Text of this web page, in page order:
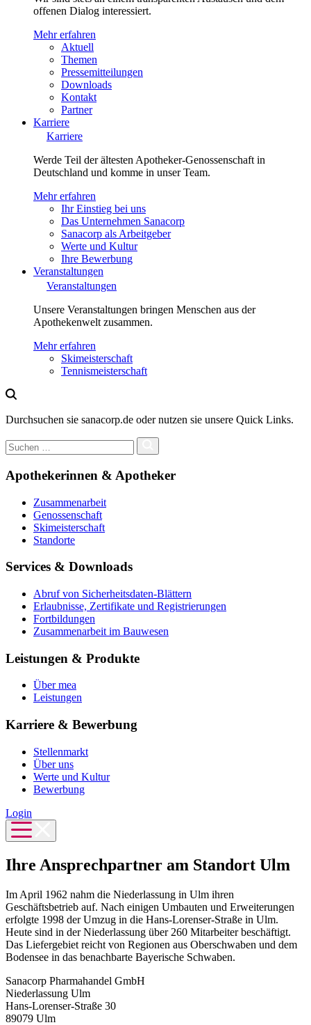
offenen Dialog interessiert.
Mehr erfahren
Aktuell
Themen
Pressemitteilungen
Downloads
Kontakt
Partner
Karriere
Karriere
Werde Teil der ältesten Apotheker-Genossenschaft in
Deutschland und komme in unser Team.
Mehr erfahren
Ihr Einstieg bei uns
Das Unternehmen Sanacorp
Sanacorp als Arbeitgeber
Werte und Kultur
Ihre Bewerbung
Veranstaltungen
Veranstaltungen
Unsere Veranstaltungen bringen Menschen aus der
Apothekenwelt zusammen.
Mehr erfahren
Skimeisterschaft
Tennismeisterschaft
Durchsuchen sie sanacorp.de oder nutzen sie unsere Quick Links.
Apothekerinnen & Apotheker
Zusammenarbeit
Genossenschaft
Skimeisterschaft
Standorte
Services & Downloads
Abruf von Sicherheitsdaten-Blättern
Erlaubnisse, Zertifikate und Registrierungen
Fortbildungen
Zusammenarbeit im Bauwesen
Leistungen & Produkte
Über mea
Leistungen
Karriere & Bewerbung
Stellenmarkt
Über uns
Werte und Kultur
Bewerbung
Login
Ihre Ansprechpartner am Standort Ulm
Im April 1962 nahm die Niederlassung in Ulm ihren
Geschäftsbetrieb auf. Nach einigen Umbauten und Erweiterungen
erfolgte 1998 der Umzug in die Hans-Lorenser-Straße in Ulm.
Heute sind in der Niederlassung über 260 Mitarbeiter beschäftigt.
Das Liefergebiet reicht von Regionen aus Oberschwaben und dem
Bodensee in das benachbarte Bayerische Schwaben.
Sanacorp Pharmahandel GmbH
Niederlassung Ulm
Hans-Lorenser-Straße 30
89079 Ulm